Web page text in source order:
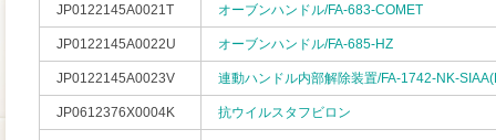
JP0122145A0021T オーブンハンドル/FA-683-COMET
JP0122145A0022U オーブンハンドル/FA-685-HZ
JP0122145A0023V 連動ハンドル内部解除装置/FA-1742-NK-
JP0612376X0004K 抗ウイルスタフビロン